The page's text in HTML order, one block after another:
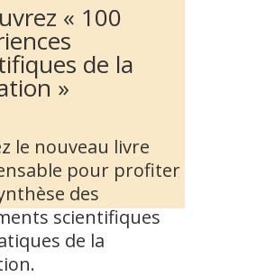
« 100
de la
»
le nouveau livre
pour profiter
des
scientifiques
de la